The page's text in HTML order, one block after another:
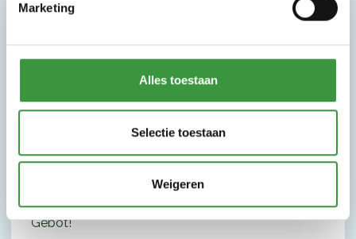
Marketing
Alles toestaan
Selectie toestaan
Weigeren
Monkey Town socken
vergessen Sie nicht, Ihre Socken mitzubringen.
Barfuß spielen ist aus hygienischen Gründen nicht
gestattet. Es ist auch wichtig, dass Sie die Folien
möchten nicht, dass Sie mit bloßen Füßen
plötzlich mit voller Geschwindigkeit langsamer
werden. Sicherheit ist in Monkey Town oberstes
Gebot!